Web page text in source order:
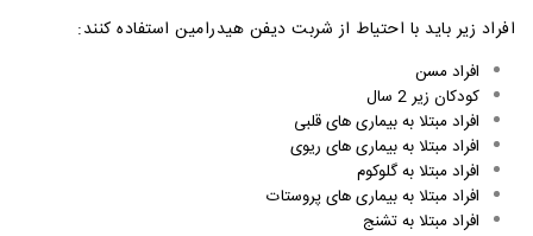
افراد زیر باید با احتیاط از شربت دیفن هیدرامین استفاده کنند:
افراد مسن
کودکان زیر 2 سال
افراد مبتلا به بیماری های قلبی
افراد مبتلا به بیماری های ریوی
افراد مبتلا به گلوکوم
افراد مبتلا به بیماری های پروستات
افراد مبتلا به تشنج